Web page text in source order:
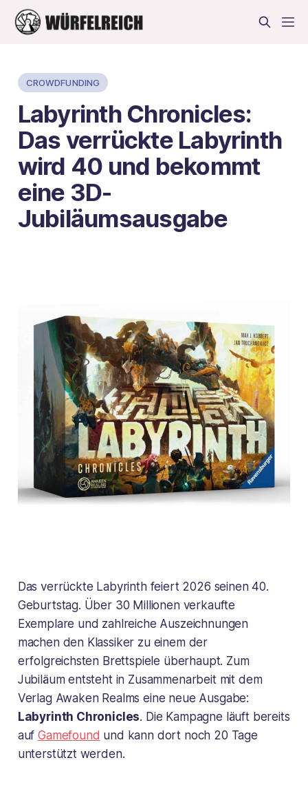
CROWDFUNDING
Labyrinth Chronicles:
Das verrückte Labyrinth
wird 40 und bekommt
eine 3D-
Jubiläumsausgabe
Das verrückte Labyrinth feiert 2026 seinen 40.
Geburtstag. Über 30 Millionen verkaufte
Exemplare und zahlreiche Auszeichnungen
machen den Klassiker zu einem der
erfolgreichsten Brettspiele überhaupt. Zum
Jubiläum entsteht in Zusammenarbeit mit dem
Verlag Awaken Realms eine neue Ausgabe:
Labyrinth Chronicles. Die Kampagne läuft bereits
aufGamefound und kann dort noch 20 Tage
unterstützt werden.